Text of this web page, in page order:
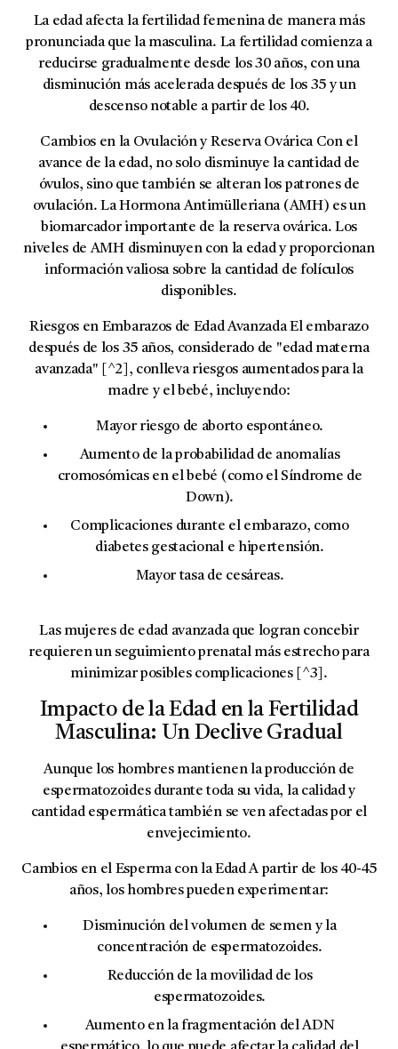
La edad afecta la fertilidad femenina de manera más
pronunciada que la masculina. La fertilidad comienza a
reducirse gradualmente desde los 30 años, con una
disminución más acelerada después de los 35 y un
descenso notable a partir de los 40.
Cambios en la Ovulación y Reserva OváricaCon el
avance de la edad, no solo disminuye la cantidad de
óvulos, sino que también se alteran los patrones de
ovulación. LaHormona Antimülleriana (AMH) es un
biomarcador importante de la reserva ovárica. Los
niveles de AMH disminuyen con la edad y proporcionan
información valiosa sobre la cantidad de folículos
disponibles.
Riesgos en Embarazos de Edad AvanzadaEl embarazo
después de los 35 años, considerado de "edad materna
avanzada" [^2], conlleva riesgos aumentados para la
madre y el bebé, incluyendo:
Mayor riesgo de aborto espontáneo.
Aumento de la probabilidad de anomalías
cromosómicas en el bebé (como el Síndrome de
Down).
Complicaciones durante el embarazo, como
diabetes gestacional e hipertensión.
Mayor tasa de cesáreas.
Las mujeres de edad avanzada que logran concebir
requieren un seguimiento prenatal más estrecho para
minimizar posibles complicaciones [^3].
Impacto de la Edad en la Fertilidad
Masculina: Un Declive Gradual
Aunque los hombres mantienen la producción de
espermatozoides durante toda su vida, la calidad y
cantidad espermática también se ven afectadas por el
envejecimiento.
Cambios en el Esperma con la EdadA partir de los 40-45
años, los hombres pueden experimentar:
Disminución del volumen de semen y la
concentración de espermatozoides.
Reducción de la movilidad de los
espermatozoides.
Aumento en lafragmentación del ADN